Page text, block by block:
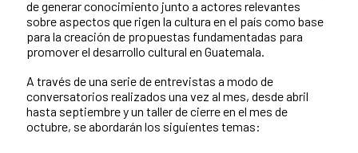
de generar conocimiento junto a actores relevantes
sobre aspectos que rigen la cultura en el país como base
para la creación de propuestas fundamentadas para
promover el desarrollo cultural en Guatemala.
A través de una serie de entrevistas a modo de
conversatorios realizados una vez al mes, desde abril
hasta septiembre y un taller de cierre en el mes de
octubre, se abordarán los siguientes temas: